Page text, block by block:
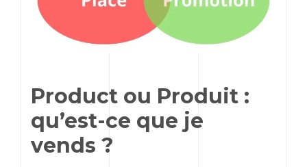
Product ou Produit :
qu’est-ce que je
vends ?